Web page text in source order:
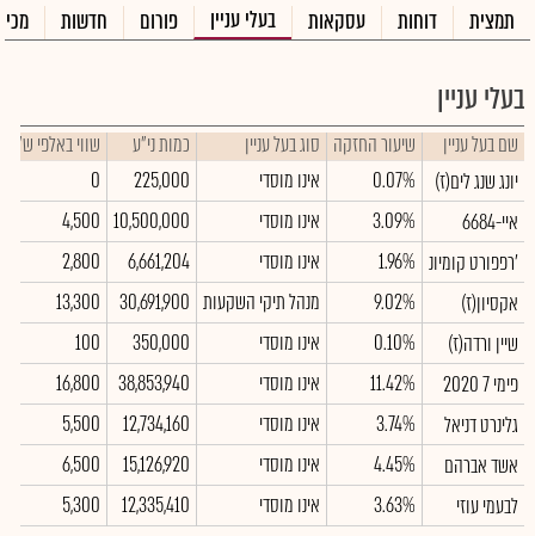
תמצית דוחות עסקאות בעלי עניין פורום חדשות
בעלי עניין
שם בעל עניין שיעור החזקה סוג בעל עניין כמות ני"ע
שווי באלפי ש"ח
יונג שנג לים(ז)
0.07% אינו מוסדי 225,000
0
איי-6684
3.09% אינו מוסדי 10,500,000
4,500
רפפורט קומיונ'
1.96% אינו מוסדי 6,661,204
2,800
אקסיון(ז)
9.02% מנהל תיקי השקעות 30,691,900
13,300
שיין ורדה(ז)
0.10% אינו מוסדי 350,000
100
פימי 7 2020
11.42% אינו מוסדי 38,853,940
16,800
גלינרט דניאל
3.74% אינו מוסדי 12,734,160
5,500
אשד אברהם
4.45% אינו מוסדי 15,126,920
6,500
לבעמי עוזי
3.63% אינו מוסדי 12,335,410
5,300